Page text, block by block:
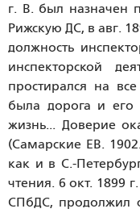
г. В. был назначен
Рижскую ДС, в авг.
должность
инспекторской
простирался на
была дорога и его
жизнь... Доверие
(Самарские ЕВ.
как и в С.-
чтения. 6 окт. 1899
СПбДС, продолжил